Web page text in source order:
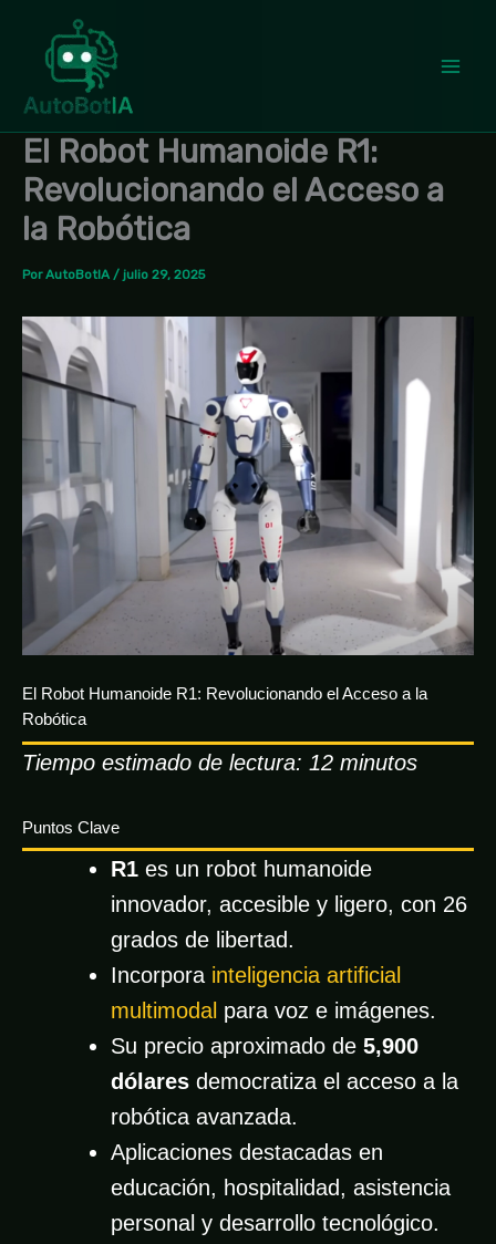
contenido
El Robot Humanoide R1:
Revolucionando el Acceso a
la Robótica
PorAutoBotIA / julio 29, 2025
El Robot Humanoide R1: Revolucionando el Acceso a la
Robótica
Tiempo estimado de lectura: 12 minutos
Puntos Clave
R1 es un robot humanoide
innovador, accesible y ligero, con 26
grados de libertad.
Incorpora inteligencia artificial
multimodal para voz e imágenes.
Su precio aproximado de 5,900
dólares democratiza el acceso a la
robótica avanzada.
Aplicaciones destacadas en
educación, hospitalidad, asistencia
personal y desarrollo tecnológico.